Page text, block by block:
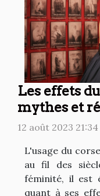
Les effets
mythes et
12 août 2023 21:34
L'usage du
au fil des
féminité, il est
quant à ses